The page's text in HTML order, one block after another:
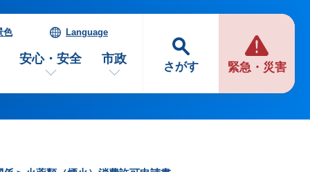
さがす 緊急・災害
色 Language
安心・安全 市政